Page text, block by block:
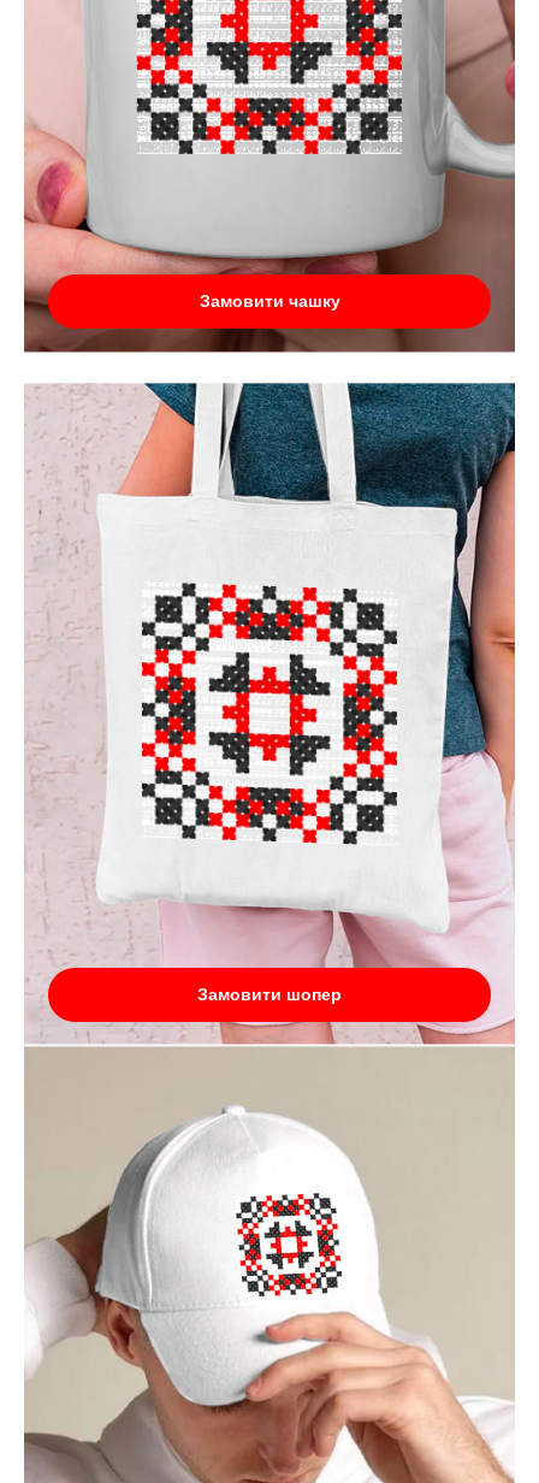
Замовити чашку
Замовити шопер